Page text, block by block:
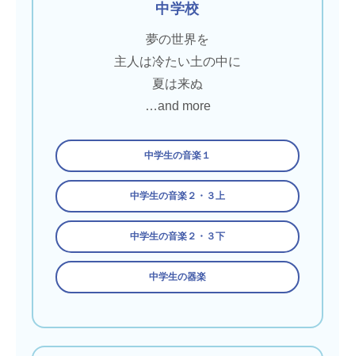
中学校
夢の世界を
主人は冷たい土の中に
夏は来ぬ
…and more
中学生の音楽１
中学生の音楽２・３上
中学生の音楽２・３下
中学生の器楽